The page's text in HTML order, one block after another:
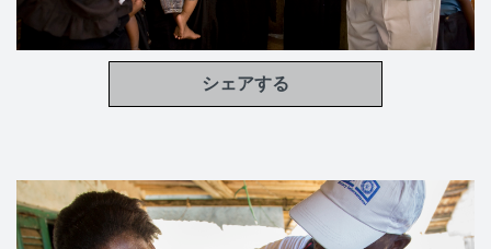
シェアする